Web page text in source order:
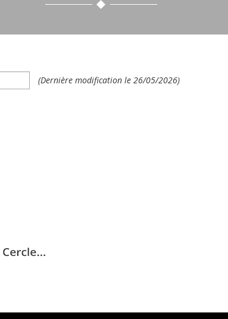
(Dernière modification le 26/05/2026)